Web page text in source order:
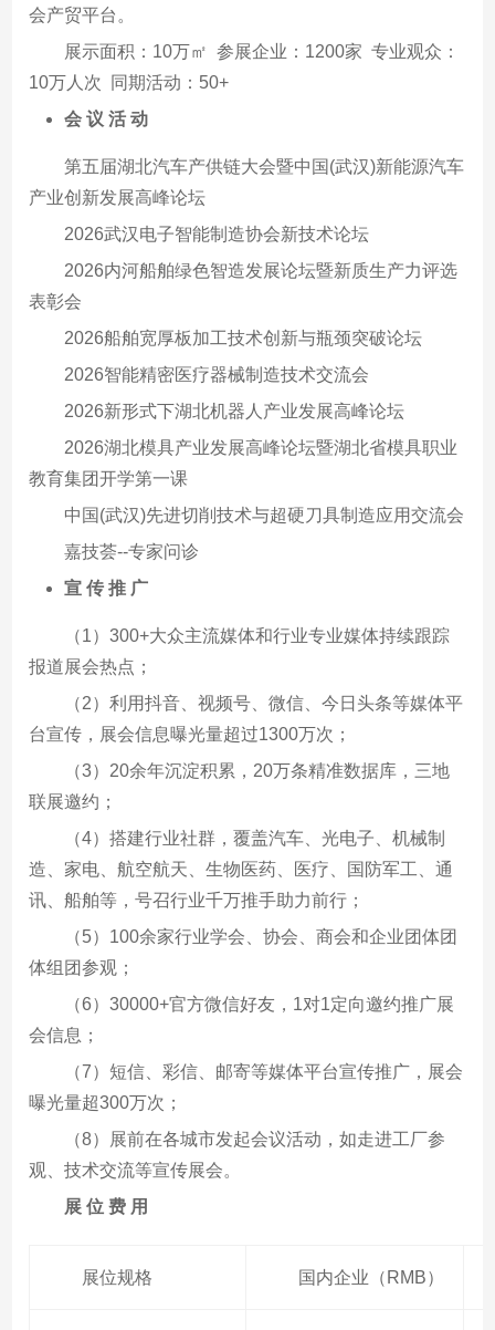
会产贸平台。
展示面积：10万㎡ 参展企业：1200家 专业观众：
10万人次 同期活动：50+
会 议 活 动
第五届湖北汽车产供链大会暨中国(武汉)新能源汽车
产业创新发展高峰论坛
2026武汉电子智能制造协会新技术论坛
2026内河船舶绿色智造发展论坛暨新质生产力评选
表彰会
2026船舶宽厚板加工技术创新与瓶颈突破论坛
2026智能精密医疗器械制造技术交流会
2026新形式下湖北机器人产业发展高峰论坛
2026湖北模具产业发展高峰论坛暨湖北省模具职业
教育集团开学第一课
中国(武汉)先进切削技术与超硬刀具制造应用交流会
嘉技荟--专家问诊
宣 传 推 广
（1）300+大众主流媒体和行业专业媒体持续跟踪
报道展会热点；
（2）利用抖音、视频号、微信、今日头条等媒体平
台宣传，展会信息曝光量超过1300万次；
（3）20余年沉淀积累，20万条精准数据库，三地
联展邀约；
（4）搭建行业社群，覆盖汽车、光电子、机械制
造、家电、航空航天、生物医药、医疗、国防军工、通
讯、船舶等，号召行业千万推手助力前行；
（5）100余家行业学会、协会、商会和企业团体团
体组团参观；
（6）30000+官方微信好友，1对1定向邀约推广展
会信息；
（7）短信、彩信、邮寄等媒体平台宣传推广，展会
曝光量超300万次；
（8）展前在各城市发起会议活动，如走进工厂参
观、技术交流等宣传展会。
展 位 费 用
展位规格 国内企业（RMB）